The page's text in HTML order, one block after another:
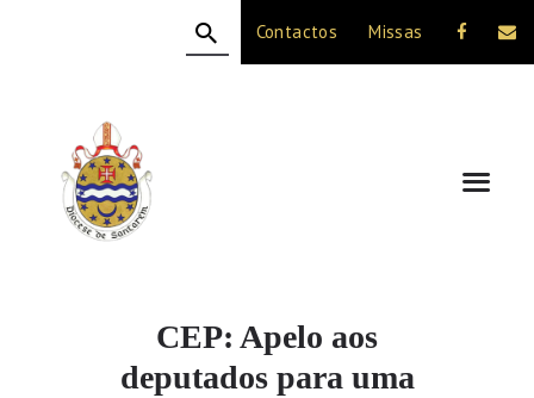
Contactos Missas
CEP: Apelo aos
deputados para uma
A DIOCESE
CELEBRAÇÃO
VIDA CRISTÃ
NOTÍCIAS